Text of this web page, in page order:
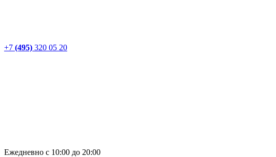
+7 (495) 320 05 20
Ежедневно с 10:00 до 20:00